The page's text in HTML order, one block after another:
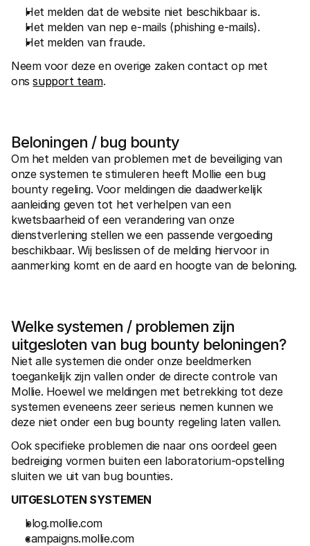
Het melden dat de website niet beschikbaar is.
Het melden van nep e-mails (phishing e-mails).
Het melden van fraude.
Neem voor deze en overige zaken contact op met
ons support team.
Beloningen / bug bounty
Om het melden van problemen met de beveiliging van
onze systemen te stimuleren heeft Mollie een bug
bounty regeling. Voor meldingen die daadwerkelijk
aanleiding geven tot het verhelpen van een
kwetsbaarheid of een verandering van onze
dienstverlening stellen we een passende vergoeding
beschikbaar. Wij beslissen of de melding hiervoor in
aanmerking komt en de aard en hoogte van de beloning.
Welke systemen / problemen zijn
uitgesloten van bug bounty beloningen?
Niet alle systemen die onder onze beeldmerken
toegankelijk zijn vallen onder de directe controle van
Mollie. Hoewel we meldingen met betrekking tot deze
systemen eveneens zeer serieus nemen kunnen we
deze niet onder een bug bounty regeling laten vallen.
Ook specifieke problemen die naar ons oordeel geen
bedreiging vormen buiten een laboratorium-opstelling
sluiten we uit van bug bounties.
UITGESLOTEN SYSTEMEN
blog.mollie.com
campaigns.mollie.com